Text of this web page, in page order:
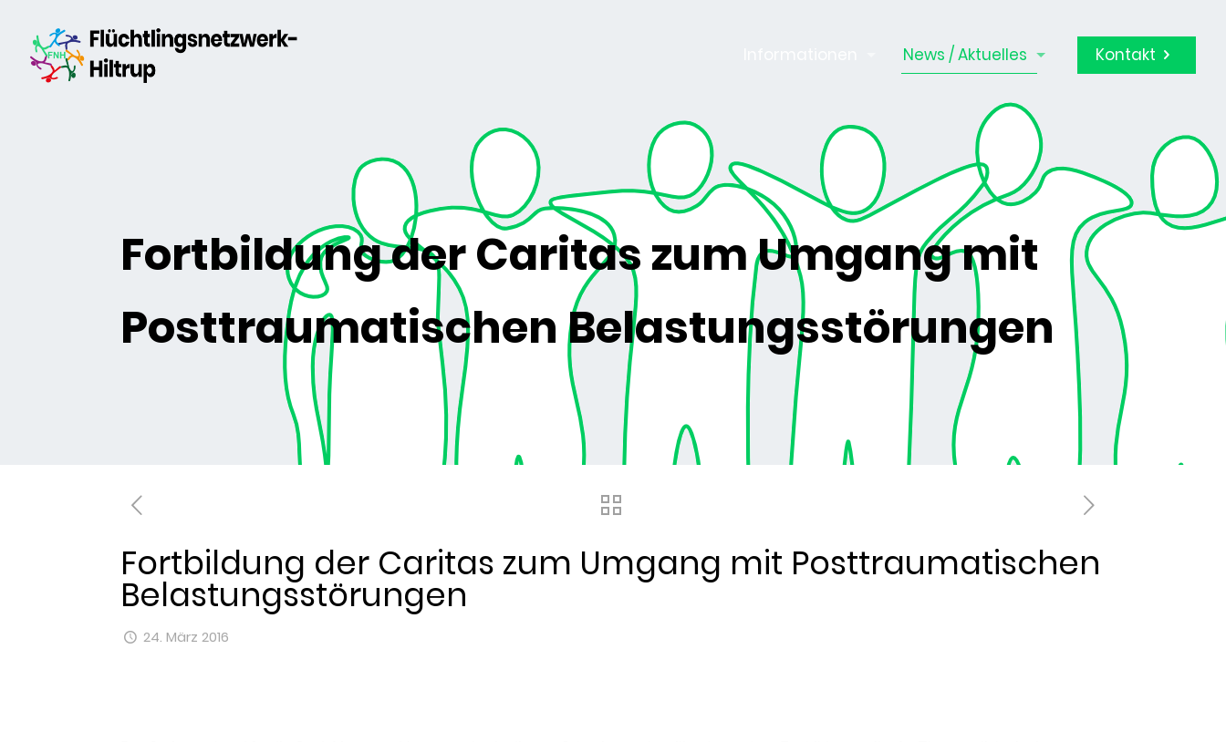
News / Aktuelles Kontakt
Fortbildung der Caritas zum Umgang mit
Posttraumatischen Belastungsstörungen
Fortbildung der Caritas zum Umgang mit Posttraumatischen
Belastungsstörungen
24. März 2016